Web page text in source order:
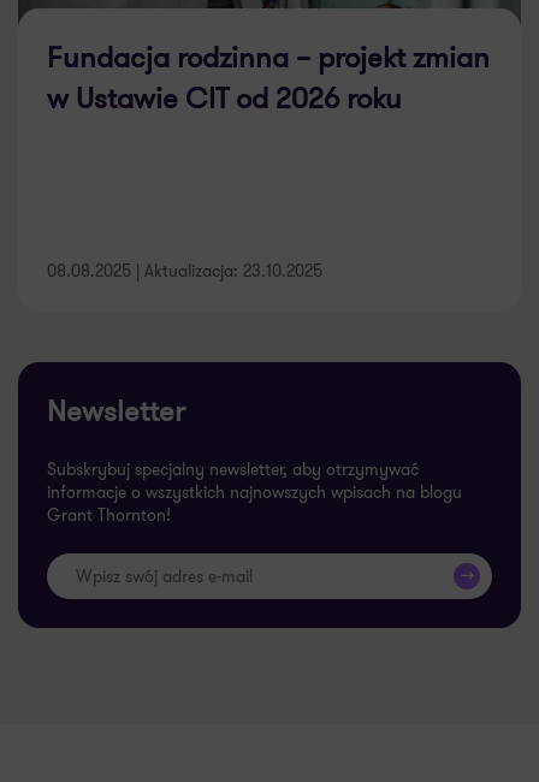
Fundacja rodzinna – projekt zmian
w Ustawie CIT od 2026 roku
08.08.2025 | Aktualizacja: 23.10.2025
Newsletter
Subskrybuj specjalny newsletter, aby otrzymywać
informacje o wszystkich najnowszych wpisach na blogu
Grant Thornton!
>>